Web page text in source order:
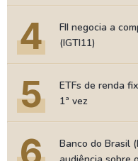
4
FII negocia a
(IGTI11)
5
ETFs de renda
1ª vez
6
Banco do Brasil